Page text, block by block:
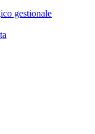
gestionale